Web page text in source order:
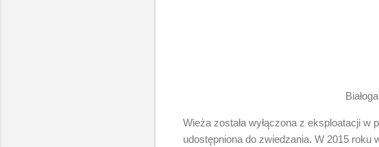
Wieża została wyłączona z eksploatacji w
udostępniona do zwiedzania. W 2015 roku